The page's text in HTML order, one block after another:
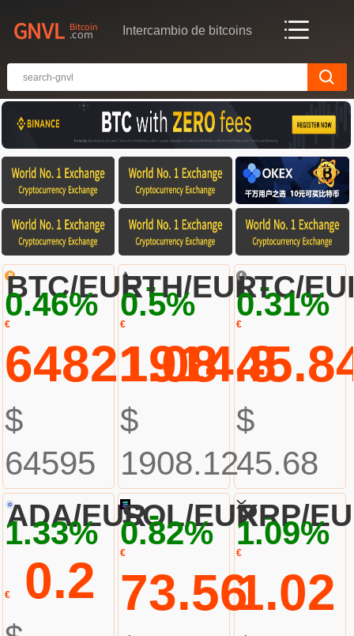
Intercambio de bitcoins
BTC/EUR-
0.46%
€
64821.08
$
64595
ETH/EUR-
0.5%
€
1914.8
$
1908.12
LTC/
0.31%
€
$
45.68
ADA/EUR-
1.33%
€0.2
SOL/EUR-
0.82%
€
73.56
XRP/
1.09%
€
1.02